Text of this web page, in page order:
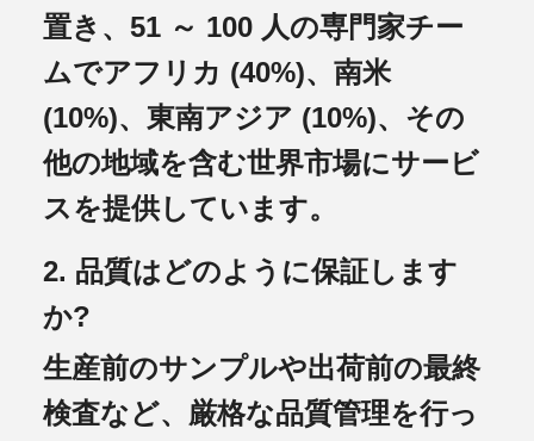
置き、51 ～ 100 人の専門家チー
ムでアフリカ (40%)、南米
(10%)、東南アジア (10%)、その
他の地域を含む世界市場にサービ
スを提供しています。
2. 品質はどのように保証します
か?
生産前のサンプルや出荷前の最終
検査など、厳格な品質管理を行っ